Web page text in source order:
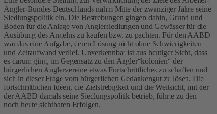
Angler-Bundes Deutschlands nahm Mitte der zwanziger Jahre seine
Siedlungspolitik ein. Die Bestrebungen gingen dahin, Grund und
Boden für die Anlage von Anglersiedlungen und Gewässer für die
Ausübung des Angelns zu kaufen bzw. zu pachten. Für den AABD
war das eine Aufgabe, deren Lösung nicht ohne Schwierigkeiten
und Zeitaufwand verlief. Unverkennbar ist aus heutiger Sicht, dass
es darum ging, im Gegensatz zu den Angler“kolonien“ der
bürgerlichen Anglervereine etwas Fortschrittliches zu schaffen und
sich in dieser Frage vom bürgerlichen Gedankengut zu lösen. Die
fortschrittlichen Ideen, die Zielstrebigkeit und die Weitsicht, mit der
der AABD damals seine Siedlungspolitik betrieb, führte zu den
noch heute sichtbaren Erfolgen.